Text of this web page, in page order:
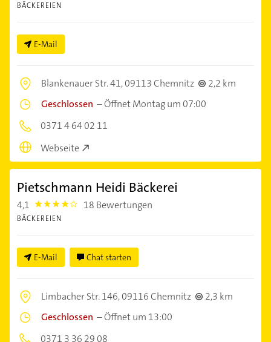
BÄCKEREIEN
E-Mail
Blankenauer Str. 41,09113 Chemnitz
2,2 km
Geschlossen –Öffnet Montag um 07:00
0371 4 64 02 11
Webseite
Pietschmann Heidi Bäckerei
4,1 4.1 18 Bewertungen
BÄCKEREIEN
E-Mail Chat starten
Limbacher Str. 146,09116 Chemnitz
2,3 km
Geschlossen –Öffnet um 13:00
0371 3 36 29 08